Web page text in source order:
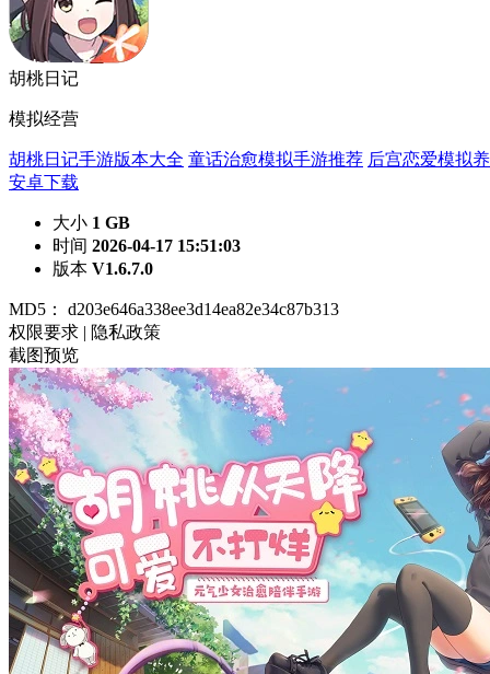
胡桃日记
模拟经营
胡桃日记手游版本大全 童话治愈模拟手游推荐 后宫恋爱模拟
安卓下载
大小 1 GB
时间 2026-04-17 15:51:03
版本 V1.6.7.0
MD5： d203e646a338ee3d14ea82e34c87b313
权限要求 | 隐私政策
截图预览